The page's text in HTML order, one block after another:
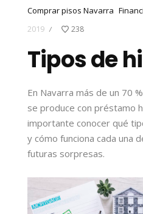
Comprar pisos Navarra
2019 / 238
Tipos de
En Navarra más de un 70
se produce con préstamo
importante conocer qué
y cómo funciona cada una
futuras sorpresas.